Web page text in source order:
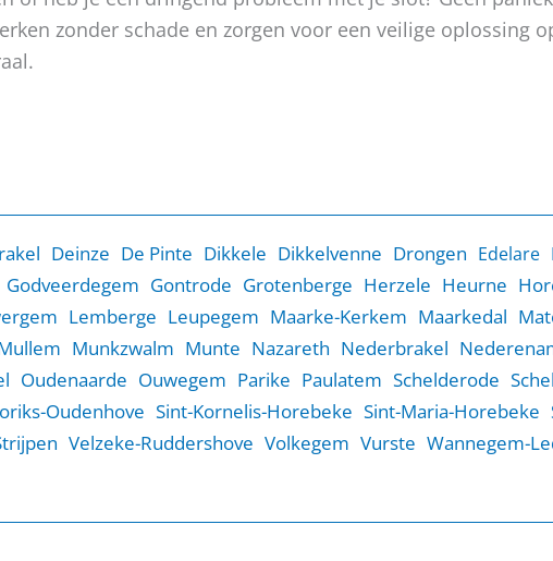
zonder schade en zorgen voor een veilige oplossing
Deinze De Pinte Dikkele Dikkelvenne Drongen Edelare
Godveerdegem Gontrode Grotenberge Herzele Heurne
Lemberge Leupegem Maarke-Kerkem Maarkedal
Munkzwalm Munte Nazareth Nederbrakel
Oudenaarde Ouwegem Parike Paulatem Schelderode
Oudenhove Sint-Kornelis-Horebeke Sint-Maria-Horebeke
Velzeke-Ruddershove Volkegem Vurste Wannegem-